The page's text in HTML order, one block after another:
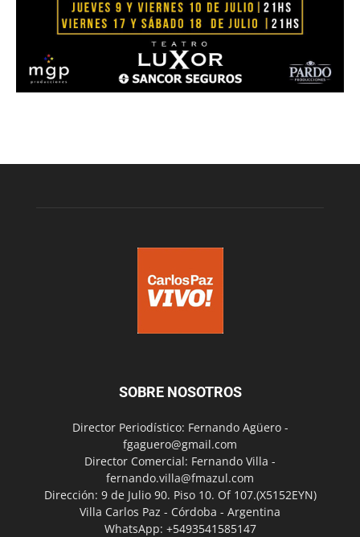
SOBRE NOSOTROS
Director Periodístico: Fernando Agüero -
fgaguero@gmail.com
Director Comercial: Fernando Villa -
fernando.villa@fmazul.com
Dirección: 9 de Julio 90. Piso 10. Of 107.(X5152EYN)
Villa Carlos Paz - Córdoba - Argentina
WhatsApp: +5493541585147